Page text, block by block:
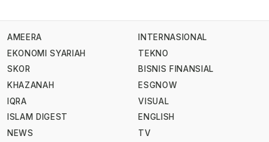
AMEERA
EKONOMI SYARIAH
SKOR
KHAZANAH
IQRA
ISLAM DIGEST
NEWS
INTERNASIONAL
TEKNO
BISNIS FINANSIAL
ESGNOW
VISUAL
ENGLISH
TV